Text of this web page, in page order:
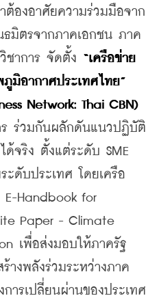
ต้องอาศัยความร่วมมือจาก
มิตรจากภาคเอกชน ภาค
ชาการ จัดตั้ง “เครือข่าย
มิอากาศประเทศไทย”
Network: Thai CBN)
ร่วมกันผลักดันแนวปฏิบัติ
จริง ตั้งแต่ระดับ SME
ะดับประเทศ โดยเครือ
Handbook for
Paper - Climate
เพื่อส่งมอบให้ภาครัฐ
างพลังร่วมระหว่างภาค
การเปลี่ยนผ่านของประเทศ